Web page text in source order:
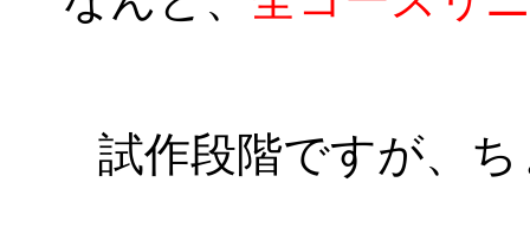
試作段階ですが、